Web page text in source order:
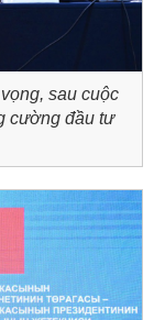
sau cuộc
cường đầu tư